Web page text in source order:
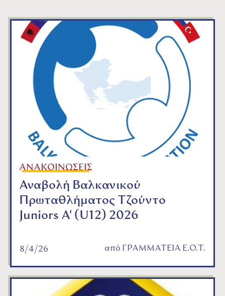
ΑΝΑΚΟΙΝΩΣΕΙΣ
Αναβολή Βαλκανικού
Πρωταθλήματος Τζούντο
Juniors A' (U12) 2026
8/4/26 από ΓΡΑΜΜΑΤΕΙΑ Ε.Ο.Τ.